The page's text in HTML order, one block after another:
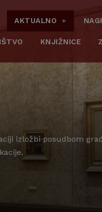
AKTUALNO
KNJIŽNICE
izložbi posudbom